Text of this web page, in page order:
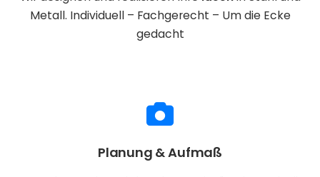
Metall. Individuell – Fachgerecht – Um die Ecke
gedacht
Planung & Aufmaß